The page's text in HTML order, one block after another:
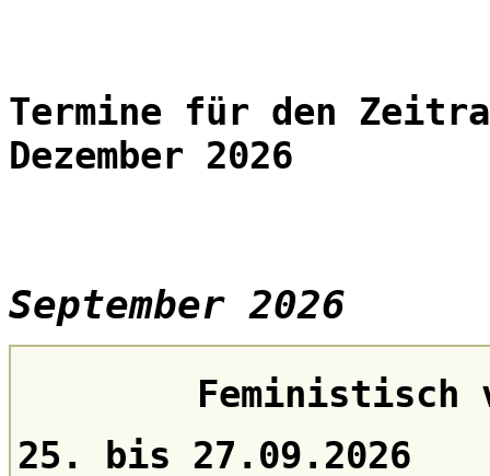
Termine für den
Dezember 2026
September 2026
Feministisch
25. bis 27.09.2026